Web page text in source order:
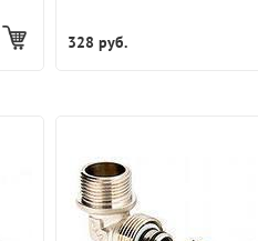
328 руб.